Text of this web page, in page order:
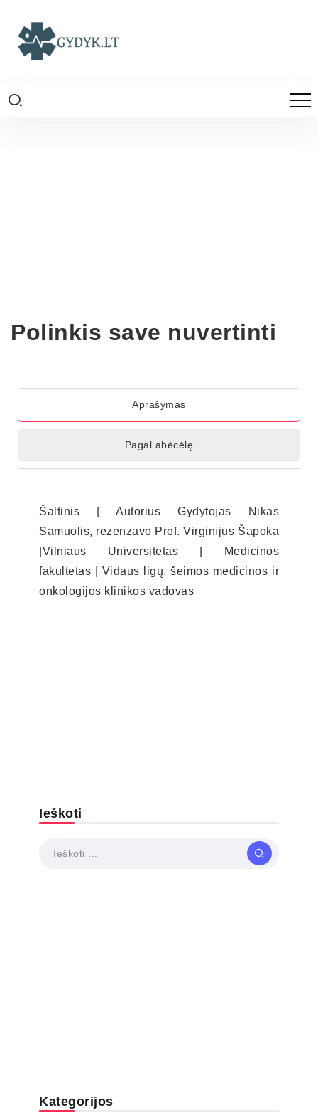
Polinkis save nuvertinti
Aprašymas
Pagal abėcėlę
Šaltinis | Autorius Gydytojas Nikas
Samuolis, rezenzavo Prof. Virginijus Šapoka
|Vilniaus Universitetas | Medicinos
fakultetas | Vidaus ligų, šeimos medicinos ir
onkologijos klinikos vadovas
Ieškoti
Kategorijos